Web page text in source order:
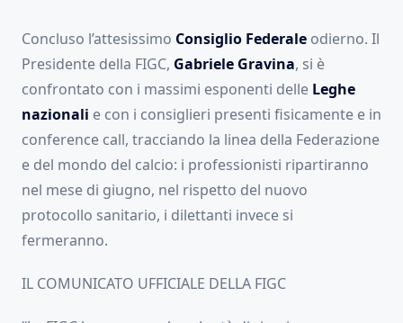
Concluso l’attesissimo Consiglio Federale odierno. Il
Presidente della FIGC, Gabriele Gravina, si è
confrontato con i massimi esponenti delle Leghe
nazionali e con i consiglieri presenti fisicamente e in
conference call, tracciando la linea della Federazione
e del mondo del calcio: i professionisti ripartiranno
nel mese di giugno, nel rispetto del nuovo
protocollo sanitario, i dilettanti invece si
fermeranno.
IL COMUNICATO UFFICIALE DELLA FIGC